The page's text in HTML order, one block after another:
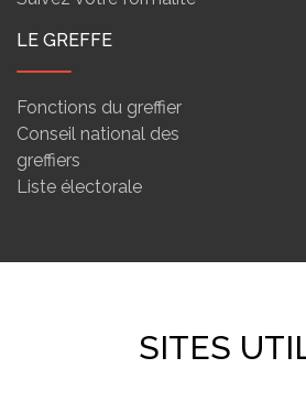
LE GREFFE
Fonctions du greffier
Conseil national des
greffiers
Liste électorale
SITES